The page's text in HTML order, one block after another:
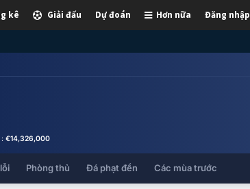
Đăng nhập
Hơn nữa
Dự đoán
Giải đấu
kê
€14,326,000
Phòng thủ Đá phạt đền Các mùa trước